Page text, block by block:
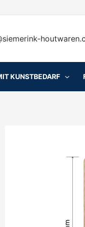
KUNSTBEDARF